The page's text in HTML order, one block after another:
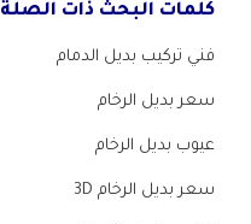
كلمات البحث ذات الصلة
فني تركيب بديل الدمام
سعر بديل الرخام
عيوب بديل الرخام
سعر بديل الرخام 3D